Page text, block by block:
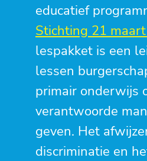
educatief
Stichting 21
lespakket is een
lessen
primair onderwijs
verantwoorde
geven. Het
discriminatie en